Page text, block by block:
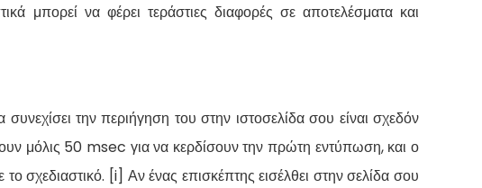
μπορεί να φέρει τεράστιες διαφορές σε αποτελέσματα και
την περιήγηση του στην ιστοσελίδα σου είναι σχεδόν
μόλις 50 msec για να κερδίσουν την πρώτη εντύπωση, και ο
σχεδιαστικό. [i] Αν ένας επισκέπτης εισέλθει στην σελίδα σου